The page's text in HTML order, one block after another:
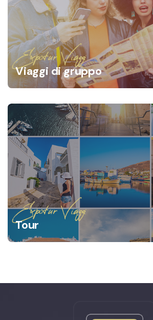
Expotur Viaggi
Viaggi di gruppo
Expotur Viaggi
Tour